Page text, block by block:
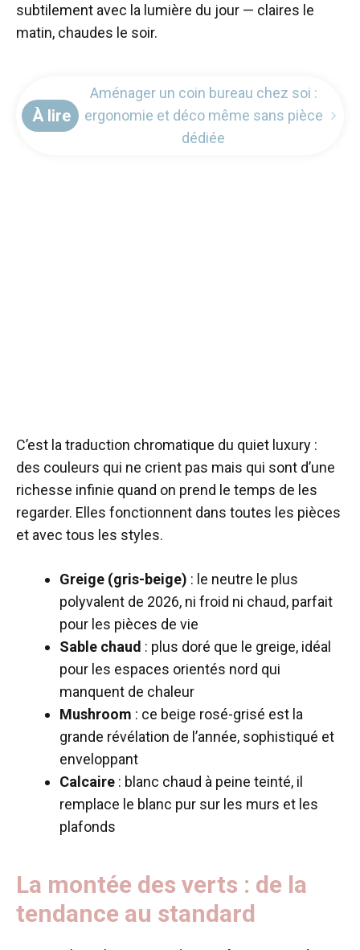
subtilement avec la lumière du jour — claires le
matin, chaudes le soir.
À lire
Aménager un coin bureau chez soi :
ergonomie et déco même sans pièce
dédiée
C’est la traduction chromatique du quiet luxury :
des couleurs qui ne crient pas mais qui sont d’une
richesse infinie quand on prend le temps de les
regarder. Elles fonctionnent dans toutes les pièces
et avec tous les styles.
Greige (gris-beige) : le neutre le plus
polyvalent de 2026, ni froid ni chaud, parfait
pour les pièces de vie
Sable chaud : plus doré que le greige, idéal
pour les espaces orientés nord qui
manquent de chaleur
Mushroom : ce beige rosé-grisé est la
grande révélation de l’année, sophistiqué et
enveloppant
Calcaire : blanc chaud à peine teinté, il
remplace le blanc pur sur les murs et les
plafonds
La montée des verts : de la
tendance au standard